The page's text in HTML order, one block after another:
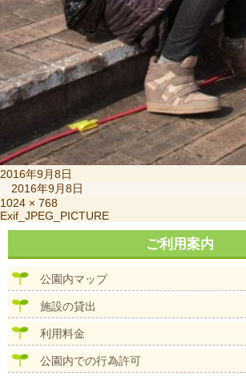
投
日:
2016年9月8日
2016年9月8日
フ
ル
サ
ズ
1024 × 768
投
稿
ビ
ョ
Exif_JPEG_PICTURE
ご利用案内
公園内マップ
施設の貸出
利用料金
公園内での行為許可